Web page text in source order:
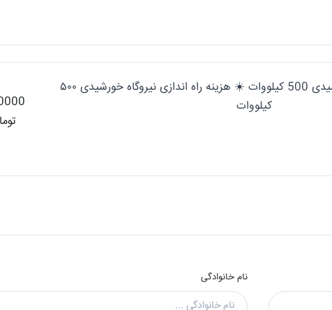
طرح توجیهی نیروگاه خورشیدی 500 کیلووات ☀️ هزینه راه اندازی نیروگاه خورشیدی ۵۰۰
کیلووات
نام خانوادگی